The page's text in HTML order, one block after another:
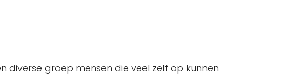
diverse groep mensen die veel zelf op kunnen